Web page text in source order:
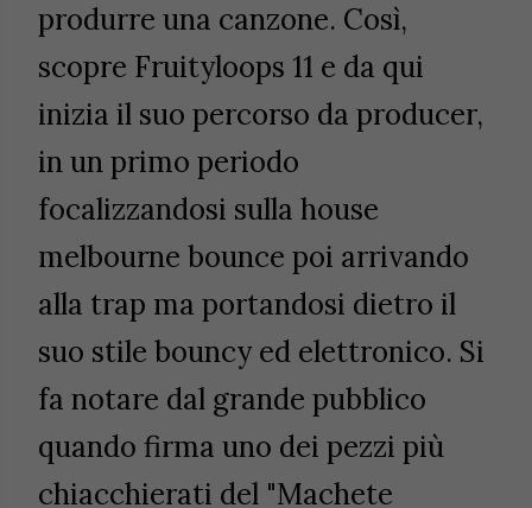
produrre una canzone. Così,
scopre Fruityloops 11 e da qui
inizia il suo percorso da producer,
in un primo periodo
focalizzandosi sulla house
melbourne bounce poi arrivando
alla trap ma portandosi dietro il
suo stile bouncy ed elettronico. Si
fa notare dal grande pubblico
quando firma uno dei pezzi più
chiacchierati del "Machete